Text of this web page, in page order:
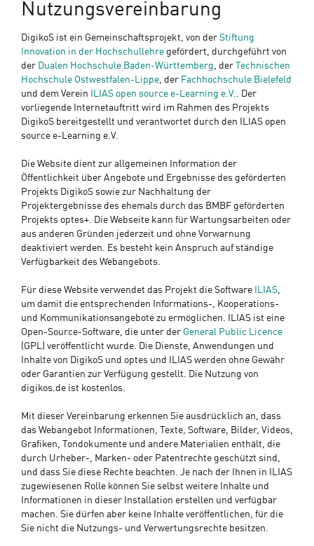
Nutzungsvereinbarung
DigikoS ist ein Gemeinschaftsprojekt, von der Stiftung
Innovation in der Hochschullehre gefördert, durchgeführt von
der Dualen Hochschule Baden-Württemberg, der
Technischen
Hochschule Ostwestfalen-Lippe, der Fachhochschule Bielefeld
und dem Verein
ILIAS open source e-Learning e.V.. Der
vorliegende Internetauftritt wird im Rahmen des Projekts
DigikoS bereitgestellt und verantwortet durch den ILIAS open
source e-Learning e.V.
Die Website dient zur allgemeinen Information der
Öffentlichkeit über Angebote und Ergebnisse des geförderten
Projekts DigikoS sowie zur Nachhaltung der
Projektergebnisse des ehemals durch das BMBF geförderten
Projekts optes+. Die Webseite kann für Wartungsarbeiten oder
aus anderen Gründen jederzeit und ohne Vorwarnung
deaktiviert werden. Es besteht kein Anspruch auf ständige
Verfügbarkeit des Webangebots.
Für diese Website verwendet das Projekt die Software ILIAS,
um damit die entsprechenden Informations-, Kooperations-
und Kommunikationsangebote zu ermöglichen. ILIAS ist eine
Open-Source-Software, die unter der General Public Licence
(GPL) veröffentlicht wurde. Die Dienste, Anwendungen und
Inhalte von DigikoS und optes und ILIAS werden ohne Gewähr
oder Garantien zur Verfügung gestellt. Die Nutzung von
digikos.de ist kostenlos.
Mit dieser Vereinbarung erkennen Sie ausdrücklich an, dass
das Webangebot Informationen, Texte, Software, Bilder, Videos,
Grafiken, Tondokumente und andere Materialien enthält, die
durch Urheber-, Marken- oder Patentrechte geschützt sind,
und dass Sie diese Rechte beachten. Je nach der Ihnen in ILIAS
zugewiesenen Rolle können Sie selbst weitere Inhalte und
Informationen in dieser Installation erstellen und verfügbar
machen. Sie dürfen aber keine Inhalte veröffentlichen, für die
Sie nicht die Nutzungs- und Verwertungsrechte besitzen.